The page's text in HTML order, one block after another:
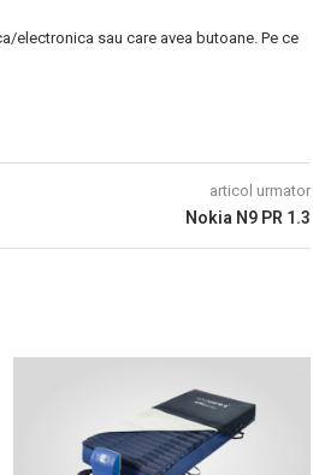
electronica sau care avea butoane. Pe ce
articol urmator
Nokia N9 PR 1.3